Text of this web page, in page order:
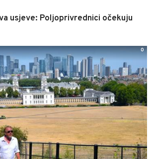
usjeve: Poljoprivrednici očekuju
0